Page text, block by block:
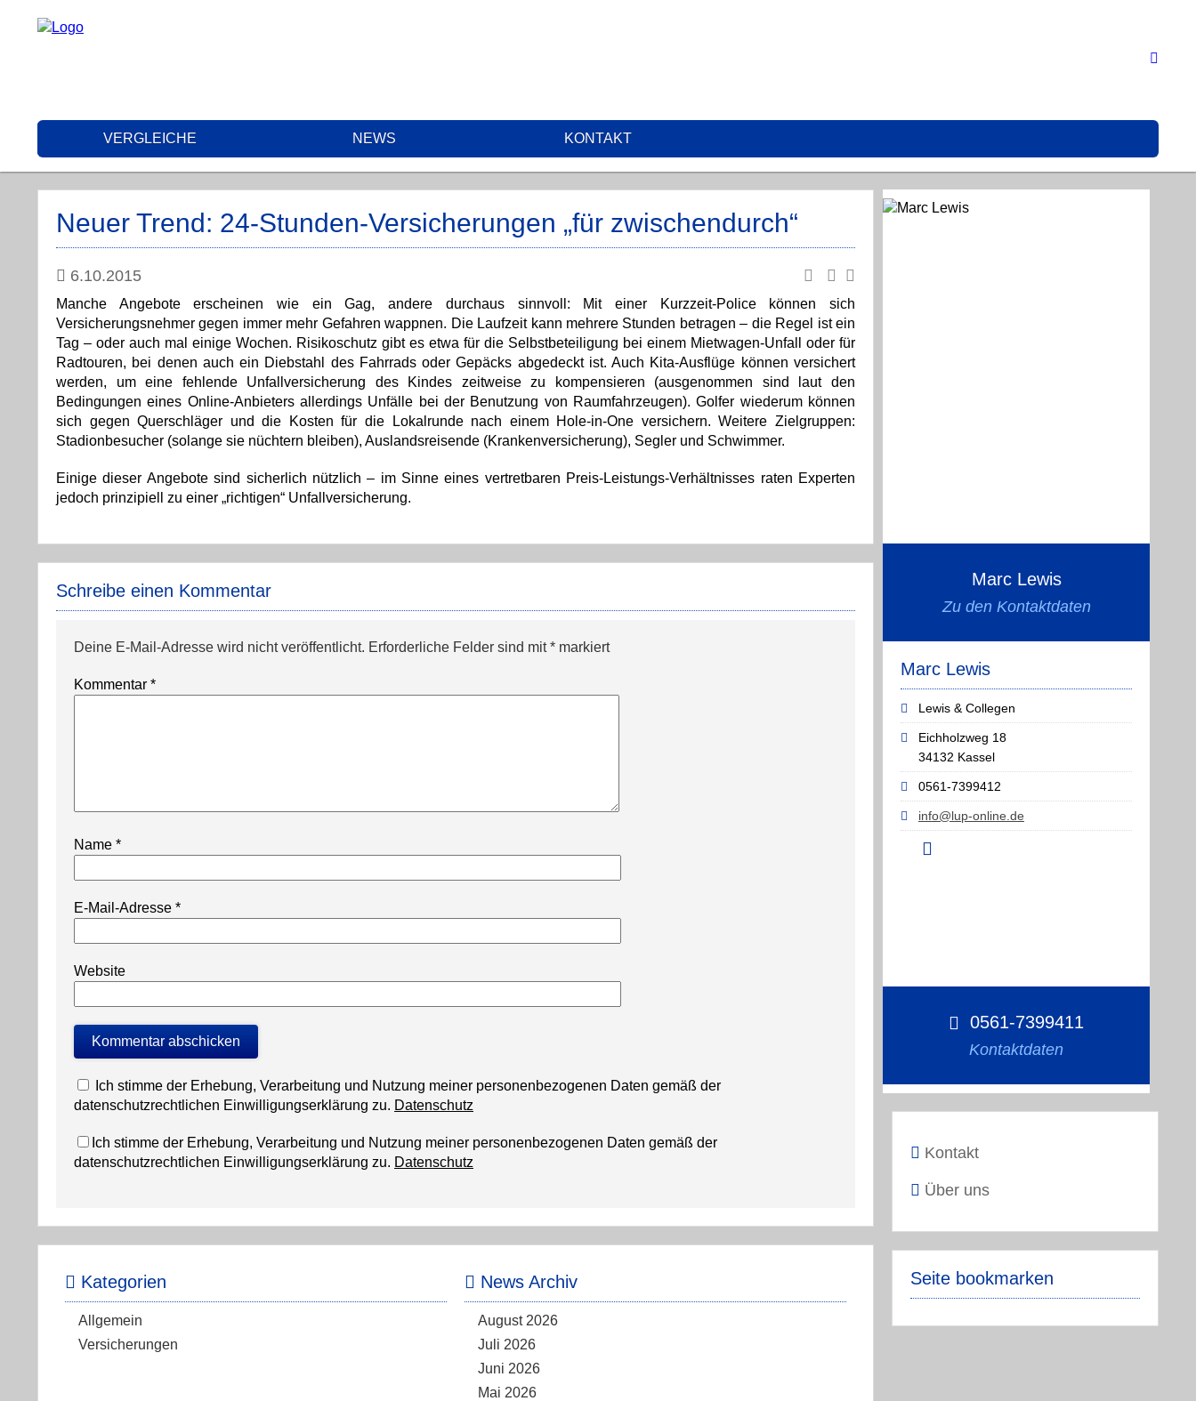
VERGLEICHE NEWS KONTAKT
Marc Lewis
Zu den Kontaktdaten
Marc Lewis
Lewis & Collegen
Eichholzweg 18
34132 Kassel
0561-7399412
info@lup-online.de
0561-7399411
Kontaktdaten
Kontakt
Über uns
Seite bookmarken
Neuer Trend: 24-Stunden-Versicherungen „für zwischendurch“
6.10.2015
Manche Angebote erscheinen wie ein Gag, andere durchaus sinnvoll: Mit einer Kurzzeit-Police können sich
Versicherungsnehmer gegen immer mehr Gefahren wappnen. Die Laufzeit kann mehrere Stunden betragen – die Regel ist ein
Tag – oder auch mal einige Wochen. Risikoschutz gibt es etwa für die Selbstbeteiligung bei einem Mietwagen-Unfall oder für
Radtouren, bei denen auch ein Diebstahl des Fahrrads oder Gepäcks abgedeckt ist. Auch Kita-Ausflüge können versichert
werden, um eine fehlende Unfallversicherung des Kindes zeitweise zu kompensieren (ausgenommen sind laut den
Bedingungen eines Online-Anbieters allerdings Unfälle bei der Benutzung von Raumfahrzeugen). Golfer wiederum können
sich gegen Querschläger und die Kosten für die Lokalrunde nach einem Hole-in-One versichern. Weitere Zielgruppen:
Stadionbesucher (solange sie nüchtern bleiben), Auslandsreisende (Krankenversicherung), Segler und Schwimmer.
Einige dieser Angebote sind sicherlich nützlich – im Sinne eines vertretbaren Preis-Leistungs-Verhältnisses raten Experten
jedoch prinzipiell zu einer „richtigen“ Unfallversicherung.
Schreibe einen Kommentar
Deine E-Mail-Adresse wird nicht veröffentlicht. Erforderliche Felder sind mit* markiert
Kommentar *
Name *
E-Mail-Adresse *
Website
Ich stimme der Erhebung, Verarbeitung und Nutzung meiner personenbezogenen Daten gemäß der
datenschutzrechtlichen Einwilligungserklärung zu. Datenschutz
Ich stimme der Erhebung, Verarbeitung und Nutzung meiner personenbezogenen Daten gemäß der
datenschutzrechtlichen Einwilligungserklärung zu. Datenschutz
Kategorien
Allgemein
Versicherungen
News Archiv
August 2026
Juli 2026
Juni 2026
Mai 2026